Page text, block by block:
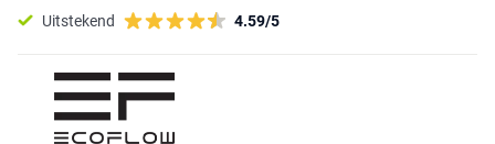
Uitstekend
4.59/5